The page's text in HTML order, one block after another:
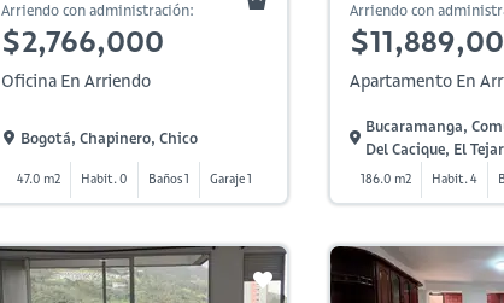
Arriendo con administración:
$2,766,000
Oficina En Arriendo
Bogotá, Chapinero, Chico
47.0 m2 Habit. 0 Baños 1 Garaje 1
Arriendo con
Apartamento En
Bucaramanga,
Del Cacique, El Tejar
186.0 m2 Habit. 4